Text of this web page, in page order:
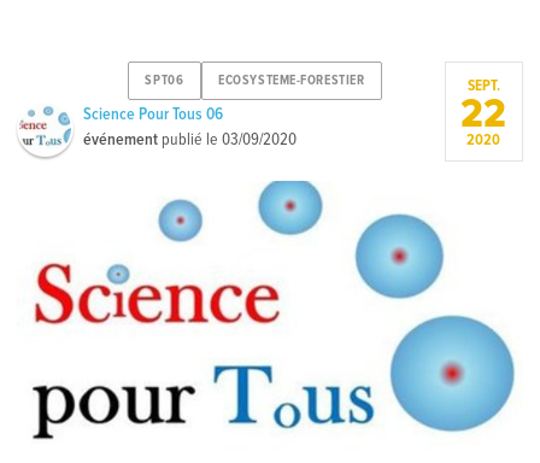
SPT06 ECOSYSTEME-FORESTIER
Science Pour Tous 06
événement publié le03/09/2020
SEPT.
22
2020